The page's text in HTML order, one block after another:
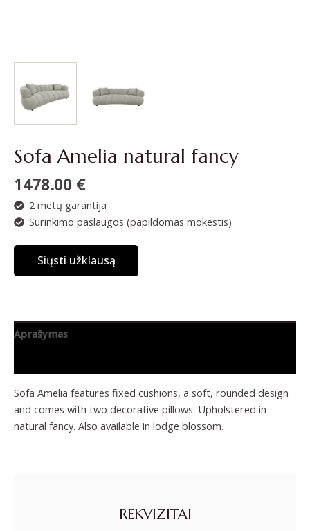
Sofa Amelia natural fancy
1478.00 €
2 metų garantija
Surinkimo paslaugos (papildomas mokestis)
Siųsti užklausą
Aprašymas
Sofa Amelia features fixed cushions, a soft, rounded design
and comes with two decorative pillows. Upholstered in
natural fancy. Also available in lodge blossom.
REKVIZITAI